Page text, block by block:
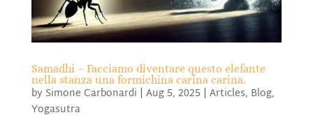
Samadhi – Facciamo diventare questo elefante
nella stanza una formichina carina carina.
by Simone Carbonardi | Aug 5, 2025 | Articles, Blog,
Yogasutra